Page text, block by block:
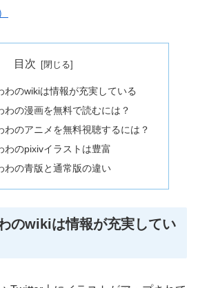
目次
わのwikiは情報が充実している
わの漫画を無料で読むには？
わのアニメを無料視聴するには？
わのpixivイラストは豊富
わの青版と通常版の違い
のwikiは情報が充実してい